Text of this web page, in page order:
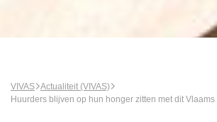
VIVAS Actualiteit (VIVAS)
Huurders blijven op hun honger zitten met dit